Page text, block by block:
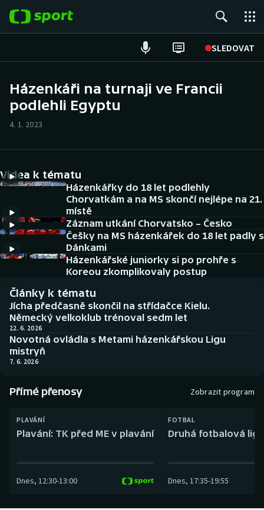
SLEDOVAT
Hokej
Cyklistika
DALŠÍ SPORTY
Americký fotbal
Baseball a softbal
Basketbal
Biatlon
Boby a skeleton
Box
Curling
NEPŘEHLÉDNĚTE
Historické návraty
Aplikace ČT sport
AZ kvíz
Házenkáři na turnaji ve Francii
podlehli Egyptu
4. 1. 2023
Videa k tématu
Házenkářky do 18 let podlehly
Chorvatkám a na MS skončí nejlépe na 21.
místě
Záznam utkání Chorvatsko – Česko
Češky na MS házenkářek do 18 let padly s
Dánkami
Házenkářské juniorky si po prohře s
Koreou zkomplikovaly postup
Články k tématu
Jícha předčasně skončil na střídačce Kielu.
Německý velkoklub trénoval sedm let
22. 6. 2026
Novotná ovládla s Metami házenkářskou Ligu
mistryň
7. 6. 2026
Přímé přenosy Zobrazit program
PLAVÁNÍ
Plavání: TK před ME v plavání
Dnes, 12:30-13:00
FOTBAL
Druhá fotbalová
Dnes, 17:35-19:55